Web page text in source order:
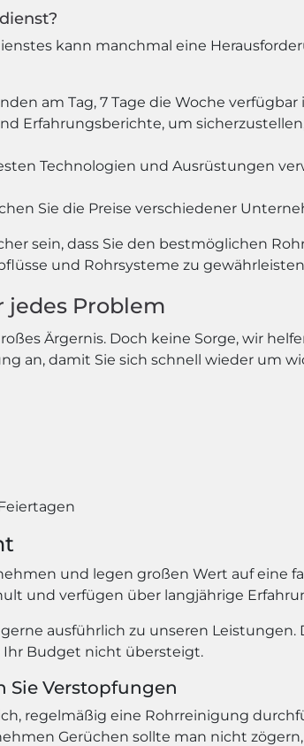
kann manchmal eine
am Tag, 7 Tage die Woche verfügbar
Erfahrungsberichte, um
Technologien und Ausrüstungen
Sie die Preise verschiedener
sein, dass Sie den bestmöglichen
und Rohrsysteme zu
jedes Problem
Ärgernis. Doch keine Sorge, wir
an, damit Sie sich schnell wieder um
und legen großen Wert auf eine
und verfügen über langjährige
ausführlich zu unseren Leistungen.
Budget nicht übersteigt.
Sie Verstopfungen
regelmäßig eine Rohrreinigung
Gerüchen sollte man nicht